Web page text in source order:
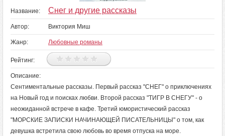
Название: Снег и другие рассказы
Автор: Виктория Миш
Жанр: Любовные романы
Рейтинг:
Описание:
Сентиментальные рассказы. Первый рассказ "СНЕГ" о приключениях
на Новый год и поисках любви. Второй рассказ "ТИГР В СНЕГУ" - о
неожиданной встрече в кафе. Третий юмористический рассказ
"МОРСКИЕ ЗАПИСКИ НАЧИНАЮЩЕЙ ПИСАТЕЛЬНИЦЫ" о том, как
девушка встретила свою любовь во время отпуска на море.